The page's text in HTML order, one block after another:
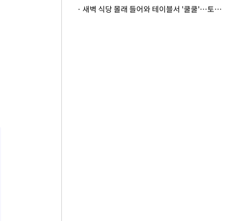
· 새벽 식당 몰래 들어와 테이블서 '쿨쿨'…토사물 남기고 사라진 남성